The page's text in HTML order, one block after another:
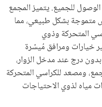
للجميع. يتميز المجمع
متموجة بشكل طبيعي، مما
المتحركة وذوي
خيارات ومرافق مُيسّرة
درج عند مدخل الزوار،
ومصعد للكراسي المتحركة
مياه لذوي الاحتياجات